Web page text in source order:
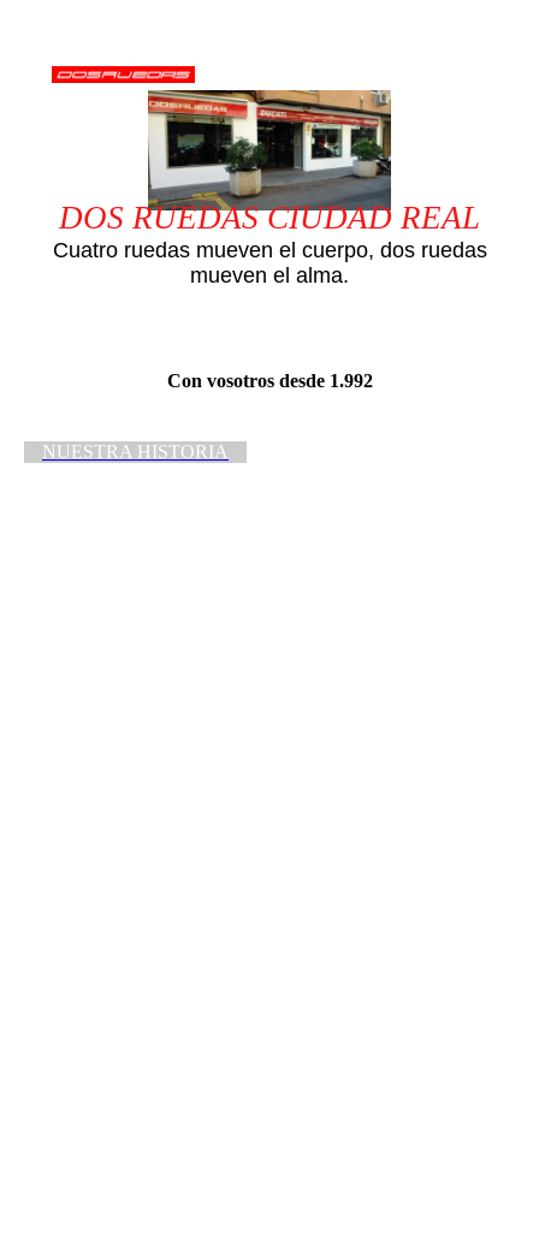
DOS RUEDAS CIUDAD REAL
Cuatro ruedas mueven el cuerpo, dos ruedas
mueven el alma.
Con vosotros desde 1.992
NUESTRA HISTORIA